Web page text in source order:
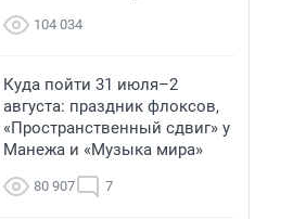
104 034
Куда пойти 31 июля–2
августа: праздник флоксов,
«Пространственный сдвиг» у
Манежа и «Музыка мира»
80 907 7